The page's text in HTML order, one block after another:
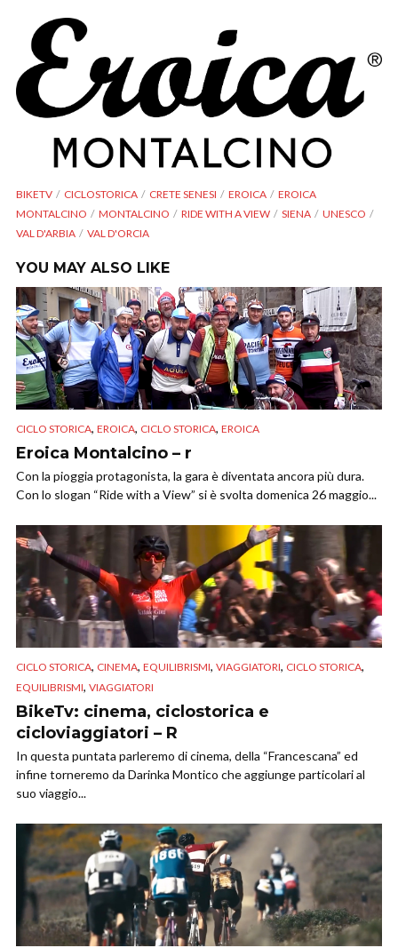
BIKETV CICLOSTORICA CRETE SENESI EROICA
EROICA
MONTALCINO
MONTALCINO RIDE WITH A VIEW SIENA
UNESCO
VAL D'ARBIA
VAL D'ORCIA
YOU MAY ALSO LIKE
CICLO STORICA, EROICA, CICLO STORICA, EROICA
Eroica Montalcino – r
Con la pioggia protagonista, la gara è diventata ancora più dura.
Con lo slogan “Ride with a View” si è svolta domenica 26 maggio...
CICLO STORICA, CINEMA, EQUILIBRISMI, VIAGGIATORI, CICLO STORICA,
EQUILIBRISMI, VIAGGIATORI
BikeTv: cinema, ciclostorica e
cicloviaggiatori – R
In questa puntata parleremo di cinema, della “Francescana” ed
infine torneremo da Darinka Montico che aggiunge particolari al
suo viaggio...